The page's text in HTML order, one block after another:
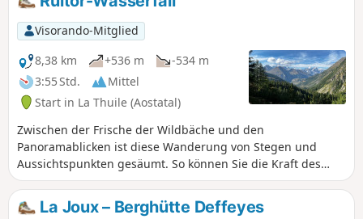
der Wanderung keine wirklichen Probleme gibt. Die
Wanderung kann in beide Richtungen unternommen
werden. In dieser Richtung liegt der wildeste Abschnitt am
Anfang. Dies ist auch der technisch anspruchsvollste Teil.
Visorando-Mitglied
8,38 km
+536 m
-534 m
3:55 Std.
Mittel
Start in La Thuile (Aostatal)
Zwischen der Frische der Wildbäche und den
Panoramablicken ist diese Wanderung von Stegen und
Aussichtspunkten gesäumt. So können Sie die Kraft des
Wassers hautnah erleben und die grandiosen
Alpenpanoramen bewundern.
La Joux – Berghütte Deffeyes